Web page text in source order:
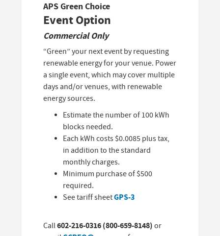
APS Green Choice
Event Option
Commercial Only
“Green” your next event by requesting
renewable energy for your venue. Power
a single event, which may cover multiple
days and/or venues, with renewable
energy sources.
Estimate the number of 100 kWh
blocks needed.
Each kWh costs $0.0085 plus tax,
in addition to the standard
monthly charges.
Minimum purchase of $500
required.
See tariff sheetGPS-3
Call602-216-0316 (800-659-8148) or